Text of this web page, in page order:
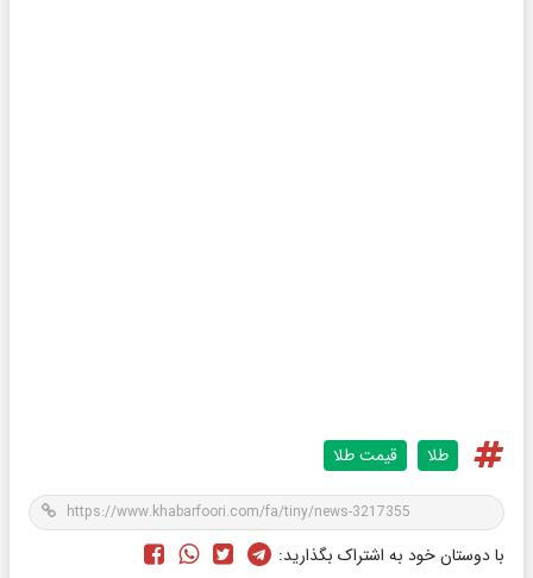
طلا قیمت طلا
با دوستان خود به اشتراک بگذارید: